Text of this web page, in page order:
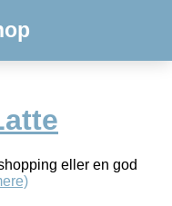
eller en god